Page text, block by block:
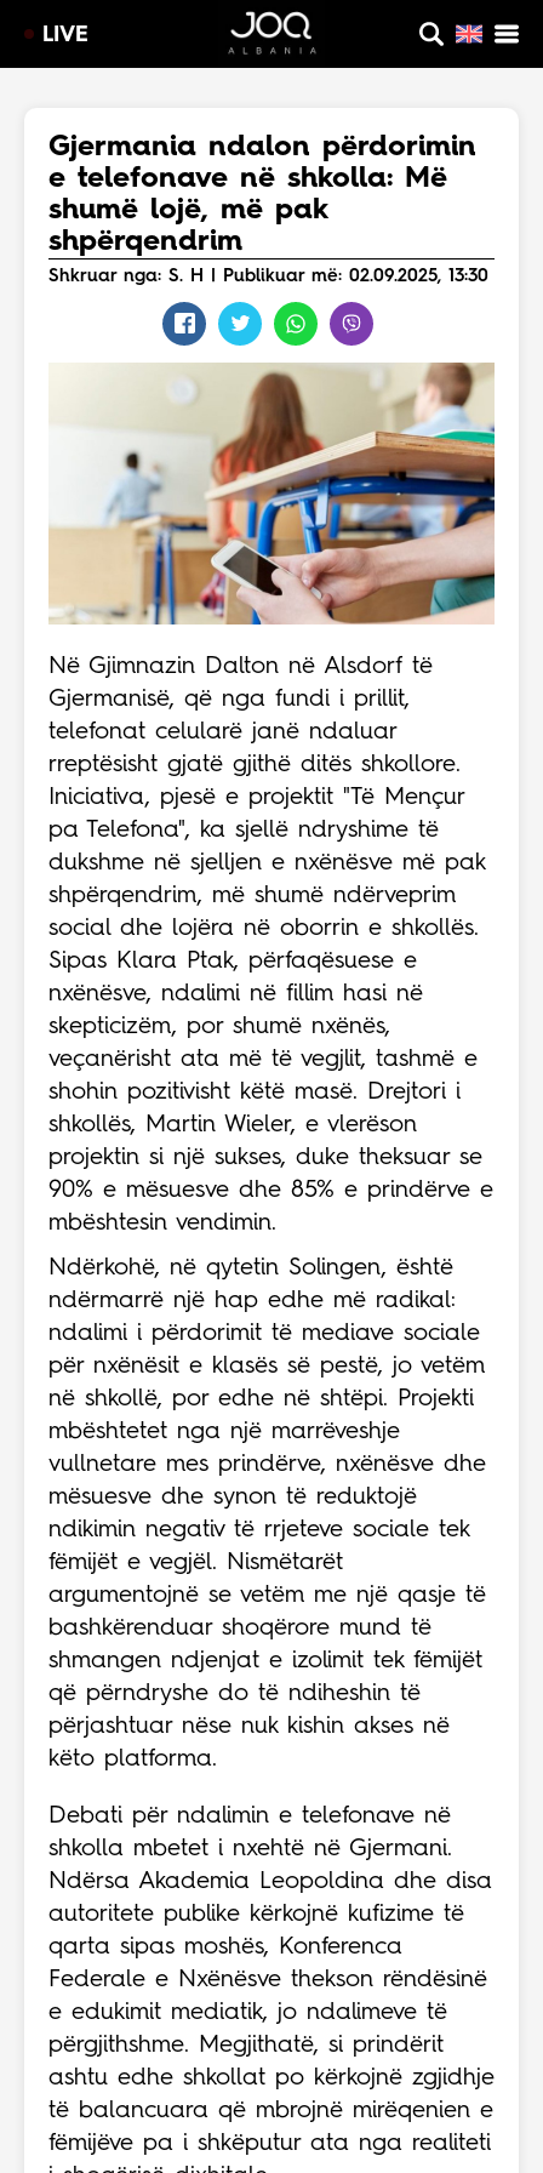
LIVE
Gjermania ndalon përdorimin
e telefonave në shkolla: Më
shumë lojë, më pak
shpërqendrim
Shkruar nga: S. H | Publikuar më: 02.09.2025, 13:30
Në Gjimnazin Dalton në Alsdorf të
Gjermanisë, që nga fundi i prillit,
telefonat celularë janë ndaluar
rreptësisht gjatë gjithë ditës shkollore.
Iniciativa, pjesë e projektit "Të Mençur
pa Telefona", ka sjellë ndryshime të
dukshme në sjelljen e nxënësve më pak
shpërqendrim, më shumë ndërveprim
social dhe lojëra në oborrin e shkollës.
Sipas Klara Ptak, përfaqësuese e
nxënësve, ndalimi në fillim hasi në
skepticizëm, por shumë nxënës,
veçanërisht ata më të vegjlit, tashmë e
shohin pozitivisht këtë masë. Drejtori i
shkollës, Martin Wieler, e vlerëson
projektin si një sukses, duke theksuar se
90% e mësuesve dhe 85% e prindërve e
mbështesin vendimin.
Ndërkohë, në qytetin Solingen, është
ndërmarrë një hap edhe më radikal:
ndalimi i përdorimit të mediave sociale
për nxënësit e klasës së pestë, jo vetëm
në shkollë, por edhe në shtëpi. Projekti
mbështetet nga një marrëveshje
vullnetare mes prindërve, nxënësve dhe
mësuesve dhe synon të reduktojë
ndikimin negativ të rrjeteve sociale tek
fëmijët e vegjël. Nismëtarët
argumentojnë se vetëm me një qasje të
bashkërenduar shoqërore mund të
shmangen ndjenjat e izolimit tek fëmijët
që përndryshe do të ndiheshin të
përjashtuar nëse nuk kishin akses në
këto platforma.
Debati për ndalimin e telefonave në
shkolla mbetet i nxehtë në Gjermani.
Ndërsa Akademia Leopoldina dhe disa
autoritete publike kërkojnë kufizime të
qarta sipas moshës, Konferenca
Federale e Nxënësve thekson rëndësinë
e edukimit mediatik, jo ndalimeve të
përgjithshme. Megjithatë, si prindërit
ashtu edhe shkollat po kërkojnë zgjidhje
të balancuara që mbrojnë mirëqenien e
fëmijëve pa i shkëputur ata nga realiteti